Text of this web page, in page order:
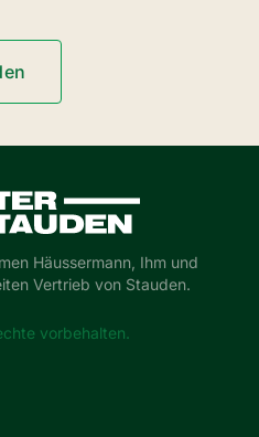
Häussermann, Ihm und
Vertrieb von Stauden.
vorbehalten.